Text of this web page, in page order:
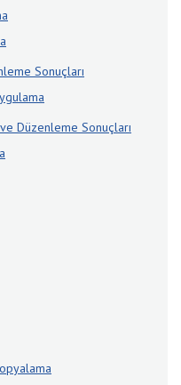
Sonuçları
Düzenleme Sonuçları